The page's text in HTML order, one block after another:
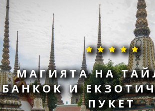
МАГИЯТА НА
БАНКОК И
ПУКЕТ